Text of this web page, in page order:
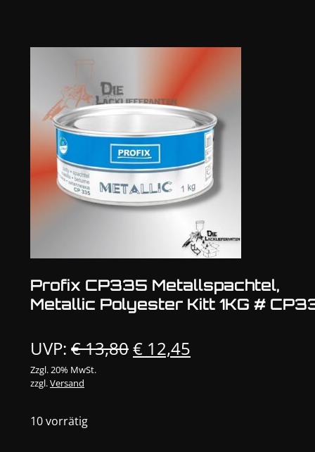
Profix CP335 Metallspachtel,
Metallic Polyester Kitt 1KG #
UVP: €13,80Ursprünglicher
€ 12,45
Zzgl. 20% MwSt.
zzgl.Versand
10 vorrätig